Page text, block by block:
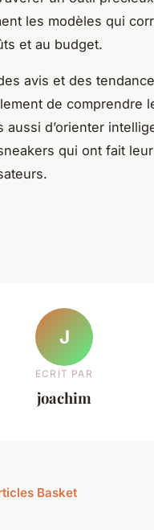
les modèles qui
et au budget.
avis et des
de comprendre
aussi d’orienter
qui ont fait
J
ECRIT PAR
joachim
Basket